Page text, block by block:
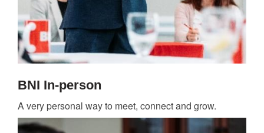
BNI In-person
A very personal way to meet, connect and grow.